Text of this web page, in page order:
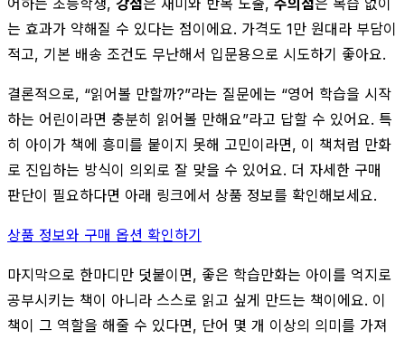
는 효과가 약해질 수 있다는 점이에요. 가격도 1만 원대라 부담이
적고, 기본 배송 조건도 무난해서 입문용으로 시도하기 좋아요.
결론적으로, “읽어볼 만할까?”라는 질문에는 “영어 학습을 시작
하는 어린이라면 충분히 읽어볼 만해요”라고 답할 수 있어요. 특
히 아이가 책에 흥미를 붙이지 못해 고민이라면, 이 책처럼 만화
로 진입하는 방식이 의외로 잘 맞을 수 있어요. 더 자세한 구매
판단이 필요하다면 아래 링크에서 상품 정보를 확인해보세요.
상품 정보와 구매 옵션 확인하기
마지막으로 한마디만 덧붙이면, 좋은 학습만화는 아이를 억지로
공부시키는 책이 아니라 스스로 읽고 싶게 만드는 책이에요. 이
책이 그 역할을 해줄 수 있다면, 단어 몇 개 이상의 의미를 가져